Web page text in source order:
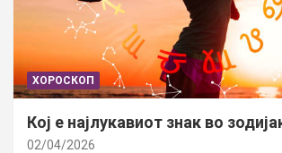
ХОРОСКОП
Кој е најлукавиот знак во
02/04/2026